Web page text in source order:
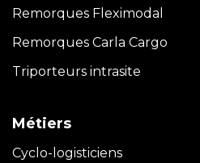
Remorques Fleximodal
Remorques Carla Cargo
Triporteurs intrasite
Métiers
Cyclo-logisticiens